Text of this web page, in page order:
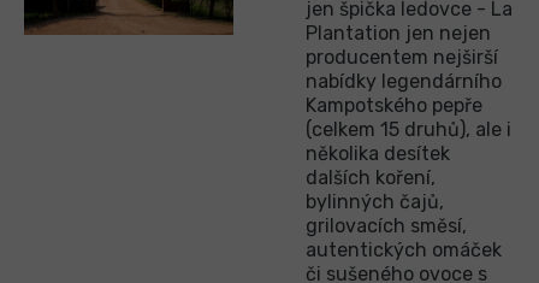
jen špička ledovce - La
Plantation jen nejen
producentem nejširší
nabídky legendárního
Kampotského pepře
(celkem 15 druhů), ale i
několika desítek
dalších koření,
bylinných čajů,
grilovacích směsí,
autentických omáček
či sušeného ovoce s